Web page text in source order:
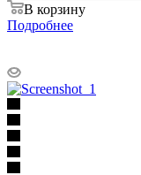
В корзину
Подробнее